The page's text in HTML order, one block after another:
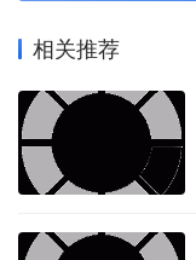
相关推荐